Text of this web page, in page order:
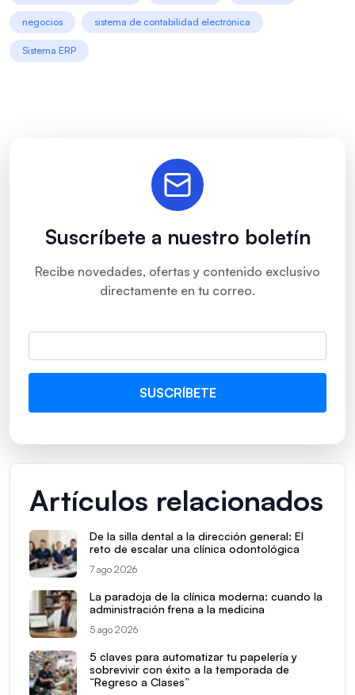
negocios sistema de contabilidad electrónica
Sistema ERP
Suscríbete a nuestro boletín
Recibe novedades, ofertas y contenido exclusivo
directamente en tu correo.
Artículos relacionados
De la silla dental a la dirección general: El
reto de escalar una clínica odontológica
7 ago 2026
La paradoja de la clínica moderna: cuando la
administración frena a la medicina
5 ago 2026
5 claves para automatizar tu papelería y
sobrevivir con éxito a la temporada de
“Regreso a Clases”